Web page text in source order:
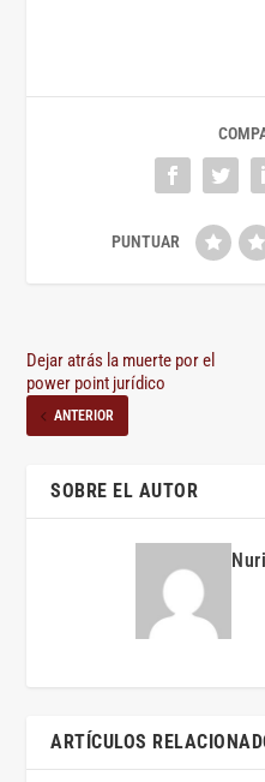
Dejar atrás la muerte por el
power point jurídico
ANTERIOR
SOBRE EL AUTOR
ARTÍCULOS